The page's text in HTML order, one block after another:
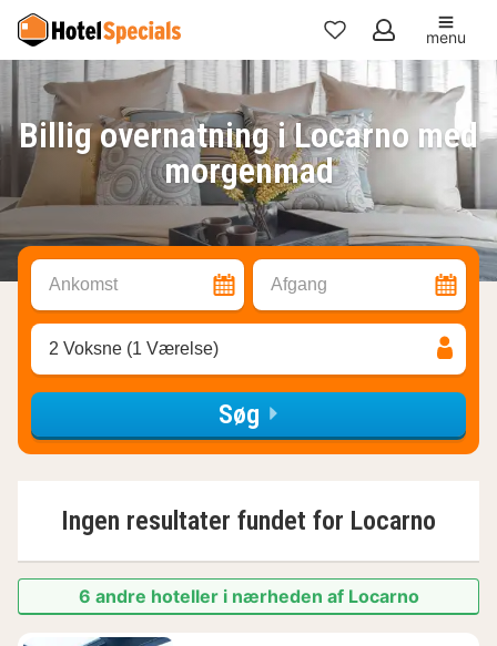
Mine
favoritter
menu
Billig overnatning i Locarno med
morgenmad
Ankomst Afgang
2 Voksne (1 Værelse)
Søg
Ingen resultater fundet for Locarno
6 andre hoteller i nærheden af Locarno